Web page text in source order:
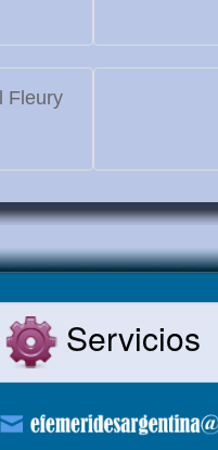
Fleury
Servicios